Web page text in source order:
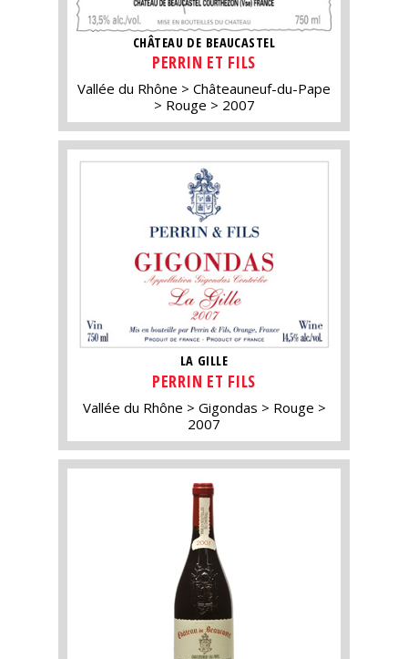
CHÂTEAU DE BEAUCASTEL
PERRIN ET FILS
Vallée du Rhône
Châteauneuf-du-Pape
Rouge
2007
LA GILLE
PERRIN ET FILS
Vallée du Rhône Gigondas
Rouge
2007